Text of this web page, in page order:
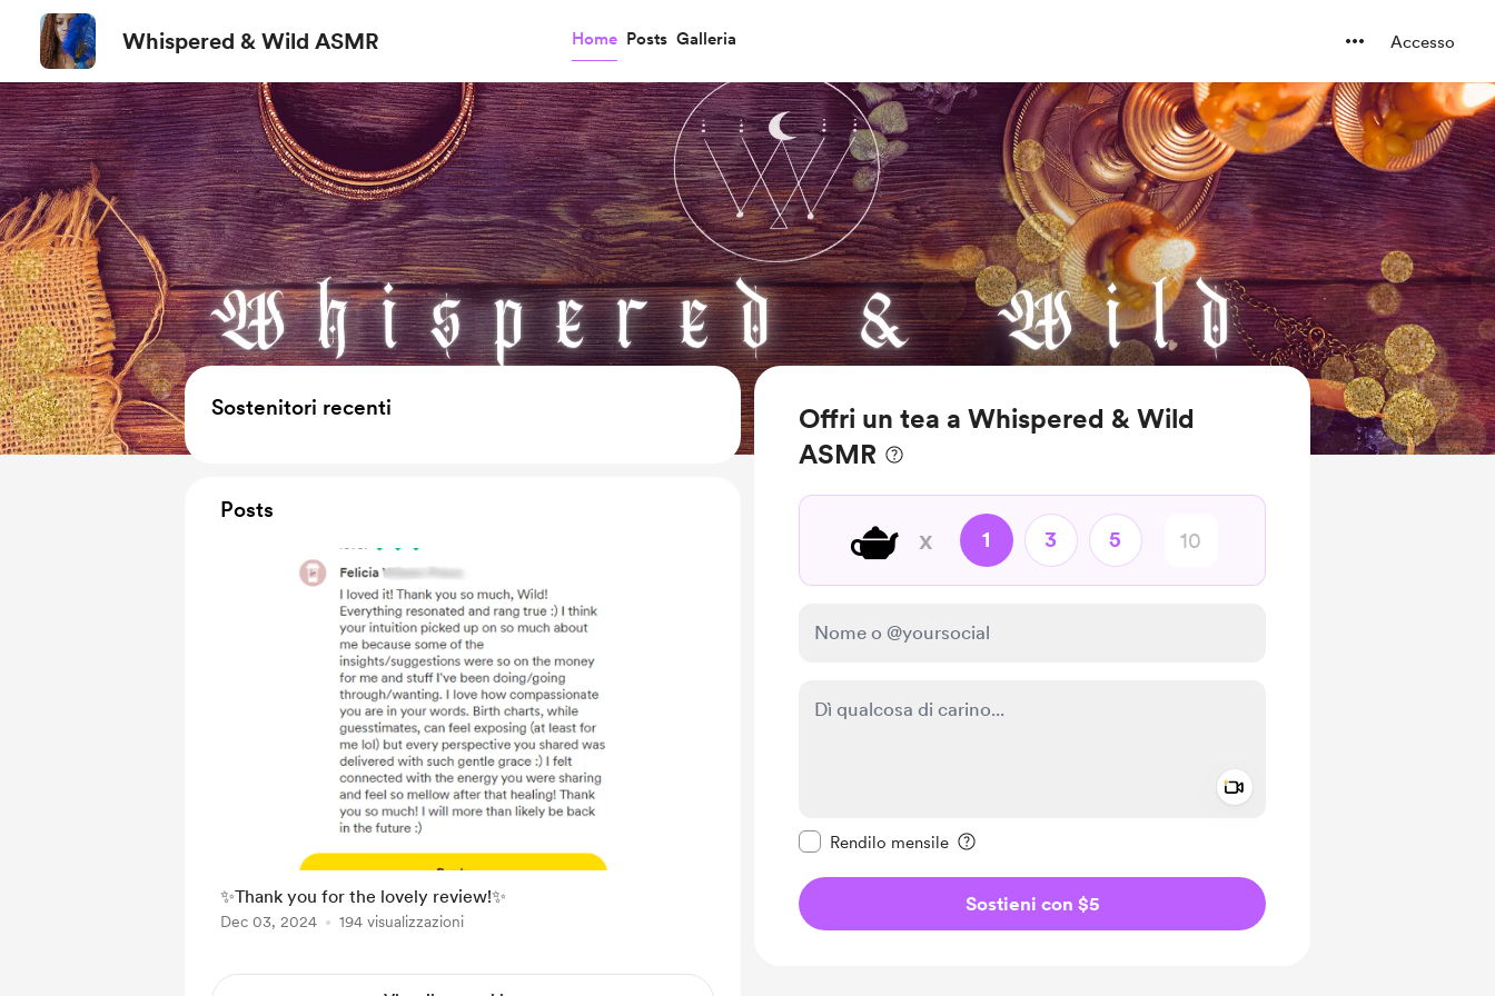
Whispered & Wild ASMR Home Posts Galleria Accesso
Offri un tea a Whispered & Wild
ASMR
🫖 x 1 3 5
Rendilo mensile
Sostieni con $5
Sostenitori recenti
Posts
✨Thank you for the lovely review!✨
Dec 03, 2024 194 visualizzazioni